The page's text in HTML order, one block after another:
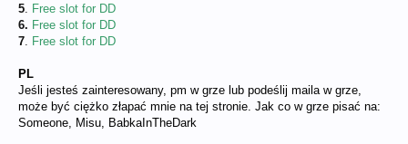
5. Free slot for DD
6. Free slot for DD
7. Free slot for DD
PL
Jeśli jesteś zainteresowany, pm w grze lub podeślij maila w grze,
może być ciężko złapać mnie na tej stronie. Jak co w grze pisać na:
Someone, Misu, BabkaInTheDark